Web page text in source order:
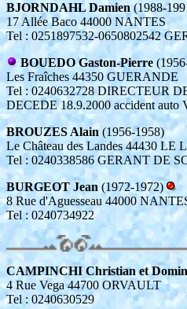
BJORNDAHL Damien (1988-
17 Allée Baco 44000 NANTES
Tel : 0251897532-0650802542
BOUEDO Gaston-Pierre
Les Fraîches 44350 GUERANDE
Tel : 0240632728 DIRECTEUR
DECEDE 18.9.2000 accident auto
BROUZES Alain (1956-1958)
Le Château des Landes 44430
Tel : 0240338586 GERANT DE
BURGEOT Jean (1972-1972)
8 Rue d'Aguesseau 44000
Tel : 0240734922
CAMPINCHI Christian et
4 Rue Vega 44700 ORVAULT
Tel : 0240630529